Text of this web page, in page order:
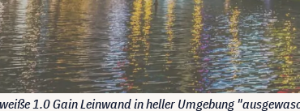
1.0 Gain Leinwand in heller Umgebung